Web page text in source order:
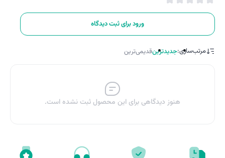
ورود برای ثبت دیدگاه
مرتب‌سازی:جدیدترینقدیمی‌ترین
هنوز دیدگاهی برای این محصول ثبت نشده است.